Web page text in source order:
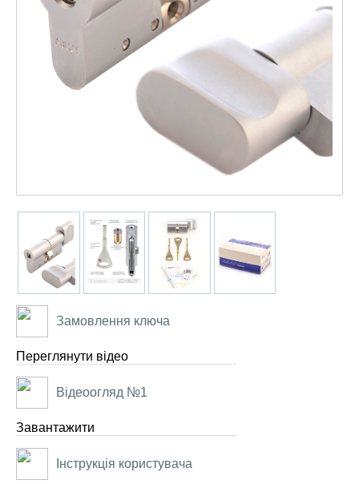
Замовлення ключа
Переглянути відео
Відеоогляд №1
Завантажити
Інструкція користувача